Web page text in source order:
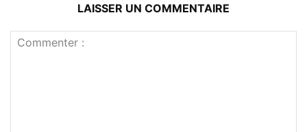
LAISSER UN COMMENTAIRE